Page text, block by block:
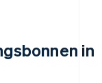
in